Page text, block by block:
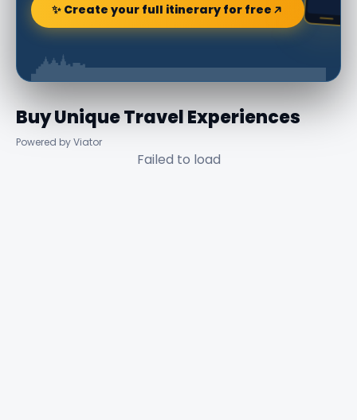
✨ Create your full itinerary for free
Buy Unique Travel Experiences
Powered by Viator
Failed to load